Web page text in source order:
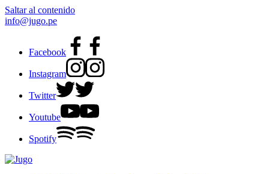
Saltar al contenido
info@jugo.pe
Facebook
Instagram
Twitter
Youtube
Spotify